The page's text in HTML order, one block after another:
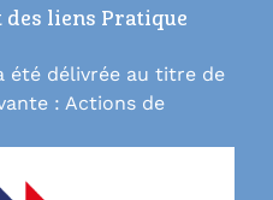
des liens Pratique
été délivrée au titre de
: Actions de